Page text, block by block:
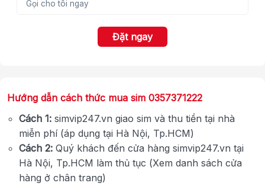
Đặt ngay
Hướng dẫn cách thức mua sim 0357371222
Cách 1: simvip247.vn giao sim và thu tiền tại nhà
miễn phí (áp dụng tại Hà Nội, Tp.HCM)
Cách 2: Quý khách đến cửa hàng simvip247.vn tại
Hà Nội, Tp.HCM làm thủ tục (Xem danh sách cửa
hàng ở chân trang)